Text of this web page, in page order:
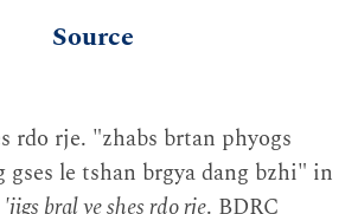
Source
rdo rje. "zhabs brtan phyogs
gses le tshan brgya dang bzhi" in